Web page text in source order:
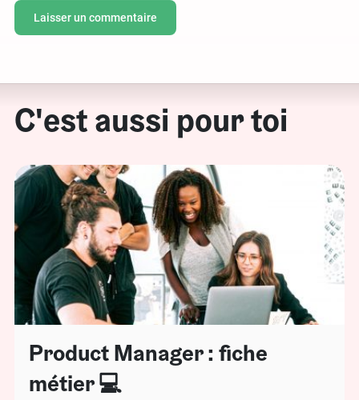
C'est aussi pour toi
Product Manager : fiche
métier 💻